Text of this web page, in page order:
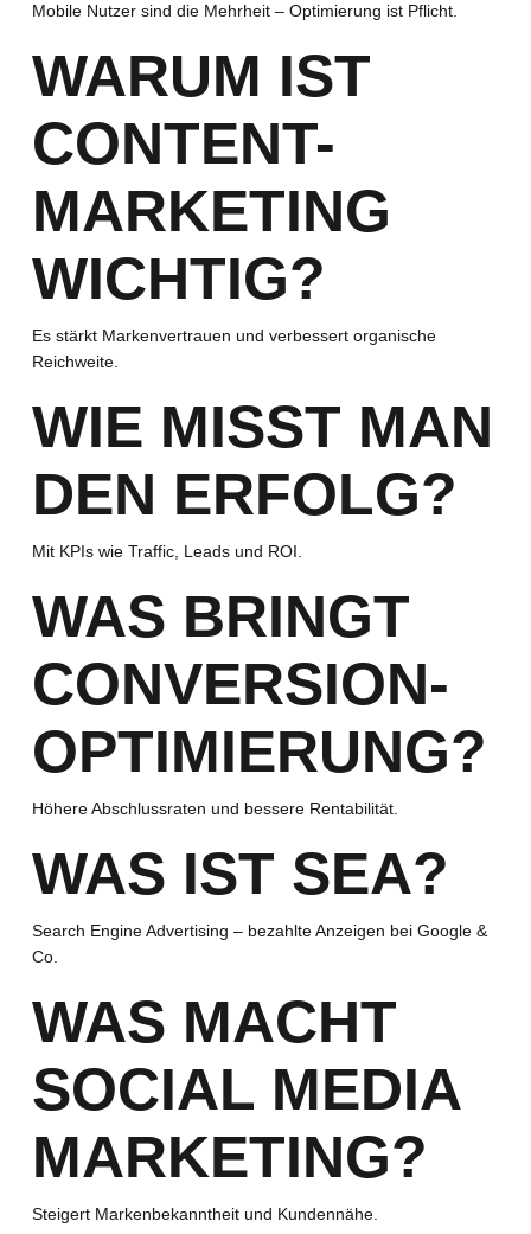
Mobile Nutzer sind die Mehrheit – Optimierung ist Pflicht.
WARUM IST
CONTENT-
MARKETING
WICHTIG?
Es stärkt Markenvertrauen und verbessert organische
Reichweite.
WIE MISST MAN
DEN ERFOLG?
Mit KPIs wie Traffic, Leads und ROI.
WAS BRINGT
CONVERSION-
OPTIMIERUNG?
Höhere Abschlussraten und bessere Rentabilität.
WAS IST SEA?
Search Engine Advertising – bezahlte Anzeigen bei Google &
Co.
WAS MACHT
SOCIAL MEDIA
MARKETING?
Steigert Markenbekanntheit und Kundennähe.